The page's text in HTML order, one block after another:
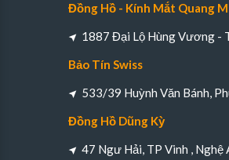
Đồng Hồ - Kính Mắt Quang
1887 Đại Lộ Hùng Vương -
Bảo Tín Swiss
533/39 Huỳnh Văn Bánh,
Đồng Hồ Dũng Kỳ
47 Ngư Hải, TP Vinh , Nghệ